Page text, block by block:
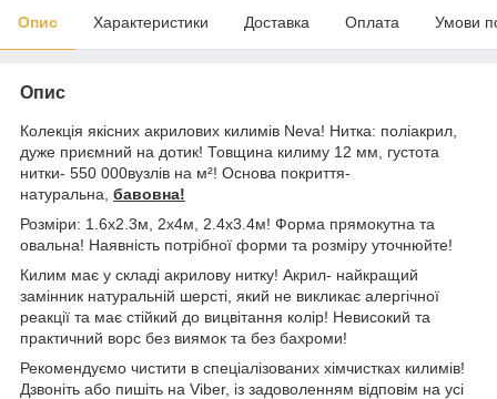
Опис Характеристики Доставка Оплата Умови
Опис
Колекція якісних акрилових килимів Neva! Нитка: поліакрил,
дуже приємний на дотик! Товщина килиму 12 мм, густота
нитки- 550 000вузлів на м²! Основа покриття-
натуральна, бавовна!
Розміри: 1.6х2.3м, 2х4м, 2.4х3.4м! Форма прямокутна та
овальна! Наявність потрібної форми та розміру уточнюйте!
Килим має у складі акрилову нитку! Акрил- найкращий
замінник натуральній шерсті, який не викликає алергічної
реакції та має стійкий до вицвітання колір! Невисокий та
практичний ворс без виямок та без бахроми!
Рекомендуємо чистити в спеціалізованих хімчистках килимів!
Дзвоніть або пишіть на Viber, із задоволенням відповім на усі